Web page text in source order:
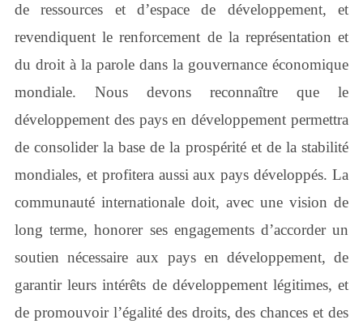
de ressources et d’espace de développement, et
revendiquent le renforcement de la représentation et
du droit à la parole dans la gouvernance économique
mondiale. Nous devons reconnaître que le
développement des pays en développement permettra
de consolider la base de la prospérité et de la stabilité
mondiales, et profitera aussi aux pays développés. La
communauté internationale doit, avec une vision de
long terme, honorer ses engagements d’accorder un
soutien nécessaire aux pays en développement, de
garantir leurs intérêts de développement légitimes, et
de promouvoir l’égalité des droits, des chances et des